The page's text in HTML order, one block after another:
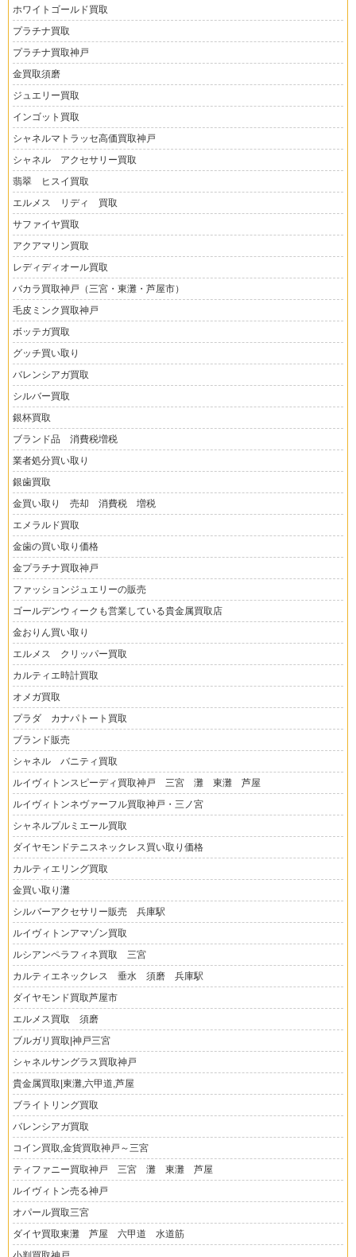
ホワイトゴールド買取
プラチナ買取
プラチナ買取神戸
金買取須磨
ジュエリー買取
インゴット買取
シャネルマトラッセ高価買取神戸
シャネル アクセサリー買取
翡翠 ヒスイ買取
エルメス リディ 買取
サファイヤ買取
アクアマリン買取
レディディオール買取
バカラ買取神戸（三宮・東灘・芦屋市）
毛皮ミンク買取神戸
ボッテガ買取
グッチ買い取り
バレンシアガ買取
シルバー買取
銀杯買取
ブランド品 消費税増税
業者処分買い取り
銀歯買取
金買い取り 売却 消費税 増税
エメラルド買取
金歯の買い取り価格
金プラチナ買取神戸
ファッションジュエリーの販売
ゴールデンウィークも営業している貴金属買取店
金おりん買い取り
エルメス クリッパー買取
カルティエ時計買取
オメガ買取
プラダ カナパトート買取
ブランド販売
シャネル バニティ買取
ルイヴィトンスピーディ買取神戸 三宮 灘 東灘 芦屋
ルイヴィトンネヴァーフル買取神戸・三ノ宮
シャネルプルミエール買取
ダイヤモンドテニスネックレス買い取り価格
カルティエリング買取
金買い取り灘
シルバーアクセサリー販売 兵庫駅
ルイヴィトンアマゾン買取
ルシアンペラフィネ買取 三宮
カルティエネックレス 垂水 須磨 兵庫駅
ダイヤモンド買取芦屋市
エルメス買取 須磨
ブルガリ買取|神戸三宮
シャネルサングラス買取神戸
貴金属買取|東灘,六甲道,芦屋
ブライトリング買取
バレンシアガ買取
コイン買取,金貨買取神戸～三宮
ティファニー買取神戸 三宮 灘 東灘 芦屋
ルイヴィトン売る神戸
オパール買取三宮
ダイヤ買取東灘 芦屋 六甲道 水道筋